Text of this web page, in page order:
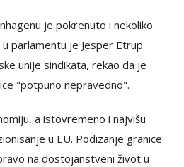
je pokrenuto i nekoliko
parlamentu je Jesper Etrup
unije sindikata, rekao da je
"potpuno nepravedno".
a istovremeno i najvišu
u EU. Podizanje granice
na dostojanstveni život u